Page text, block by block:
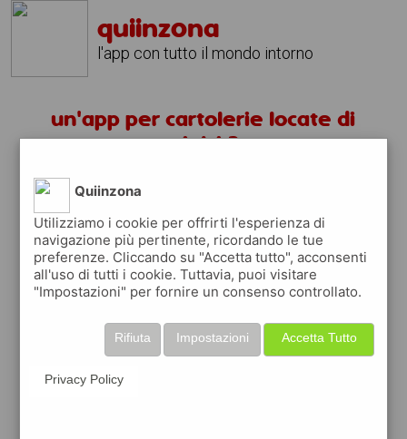
quiinzona
l'app con tutto il mondo intorno
un'app per cartolerie locate di
triulzi ?
scarica gratis app
quiinzona è una app
gratuita
che ti aiuta se cerchi 'un'app per
premia ogni volta che la usi
raccogli punti da convertire inbuoni sconto
Quiinzona
Utilizziamo i cookie per offrirti l'esperienza di
navigazione più pertinente, ricordando le tue
preferenze. Cliccando su "Accetta tutto", acconsenti
all'uso di tutti i cookie. Tuttavia, puoi visitare
"Impostazioni" per fornire un consenso controllato.
Accetta Tutto
Impostazioni
Rifiuta
Privacy Policy